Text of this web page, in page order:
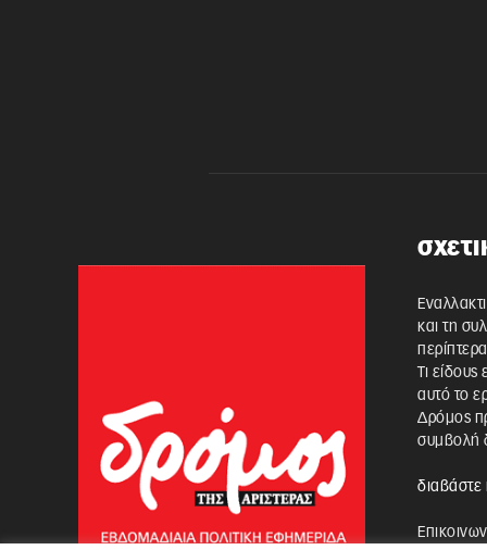
και τη
Τι
αυτό το
Δρόμος
συμβολή
διαβάστε